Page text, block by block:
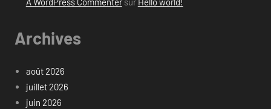
Archives
août 2026
juillet 2026
juin 2026